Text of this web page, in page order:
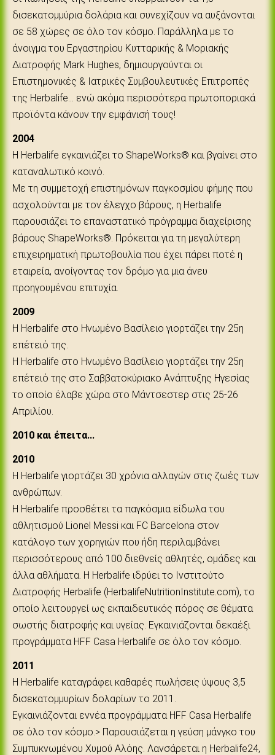
δισεκατομμύρια δολάρια και συνεχίζουν να αυξάνονται
σε 58 χώρες σε όλο τον κόσμο. Παράλληλα με το
άνοιγμα του Εργαστηρίου Κυτταρικής & Μοριακής
Διατροφής Mark Hughes, δημιουργούνται οι
Επιστημονικές & Ιατρικές Συμβουλευτικές Επιτροπές
της Herbalife... ενώ ακόμα περισσότερα πρωτοποριακά
προϊόντα κάνουν την εμφάνισή τους!
2004
Η Herbalife εγκαινιάζει το ShapeWorks® και βγαίνει στο
καταναλωτικό κοινό.
Με τη συμμετοχή επιστημόνων παγκοσμίου φήμης που
ασχολούνται με τον έλεγχο βάρους, η Herbalife
παρουσιάζει το επαναστατικό πρόγραμμα διαχείρισης
βάρους ShapeWorks®. Πρόκειται για τη μεγαλύτερη
επιχειρηματική πρωτοβουλία που έχει πάρει ποτέ η
εταιρεία, ανοίγοντας τον δρόμο για μια άνευ
προηγουμένου επιτυχία.
2009
H Herbalife στο Ηνωμένο Βασίλειο γιορτάζει την 25η
επέτειό της.
H Herbalife στο Ηνωμένο Βασίλειο γιορτάζει την 25η
επέτειό της στο Σαββατοκύριακο Ανάπτυξης Ηγεσίας
το οποίο έλαβε χώρα στο Μάντσεστερ στις 25-26
Απριλίου.
2010 και έπειτα...
2010
Η Herbalife γιορτάζει 30 χρόνια αλλαγών στις ζωές των
ανθρώπων.
Η Herbalife προσθέτει τα παγκόσμια είδωλα του
αθλητισμού Lionel Messi και FC Barcelona στον
κατάλογο των χορηγιών που ήδη περιλαμβάνει
περισσότερους από 100 διεθνείς αθλητές, ομάδες και
άλλα αθλήματα. Η Herbalife ιδρύει το Ινστιτούτο
Διατροφής Herbalife (HerbalifeNutritionInstitute.com), το
οποίο λειτουργεί ως εκπαιδευτικός πόρος σε θέματα
σωστής διατροφής και υγείας. Εγκαινιάζονται δεκαέξι
προγράμματα HFF Casa Herbalife σε όλο τον κόσμο.
2011
Η Herbalife καταγράφει καθαρές πωλήσεις ύψους 3,5
δισεκατομμυρίων δολαρίων το 2011.
Εγκαινιάζονται εννέα προγράμματα HFF Casa Herbalife
σε όλο τον κόσμο.> Παρουσιάζεται η γεύση μάνγκο του
Συμπυκνωμένου Χυμού Αλόης. Λανσάρεται η Herbalife24,